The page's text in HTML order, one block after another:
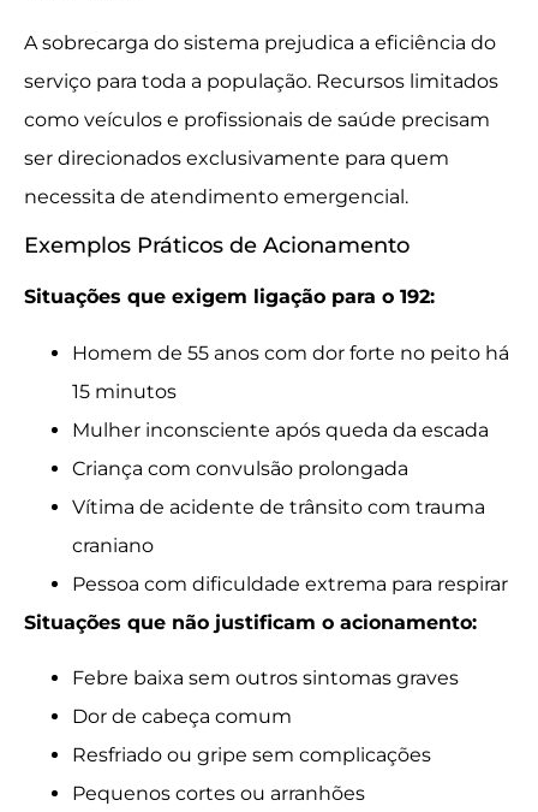
A sobrecarga do sistema prejudica a eficiência do
serviço para toda a população. Recursos limitados
como veículos e profissionais de saúde precisam
ser direcionados exclusivamente para quem
necessita de atendimento emergencial.
Exemplos Práticos de Acionamento
Situações que exigem ligação para o 192:
Homem de 55 anos com dor forte no peito há
15 minutos
Mulher inconsciente após queda da escada
Criança com convulsão prolongada
Vítima de acidente de trânsito com trauma
craniano
Pessoa com dificuldade extrema para respirar
Situações que não justificam o acionamento:
Febre baixa sem outros sintomas graves
Dor de cabeça comum
Resfriado ou gripe sem complicações
Pequenos cortes ou arranhões